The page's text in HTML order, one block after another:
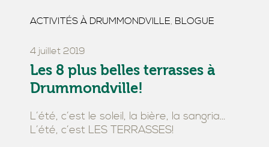
ACTIVITÉS À DRUMMONDVILLE, BLOGUE
4 juillet 2019
Les 8 plus belles terrasses à
Drummondville!
L’été, c’est le soleil, la bière, la sangria…
L’été, c’est LES TERRASSES!